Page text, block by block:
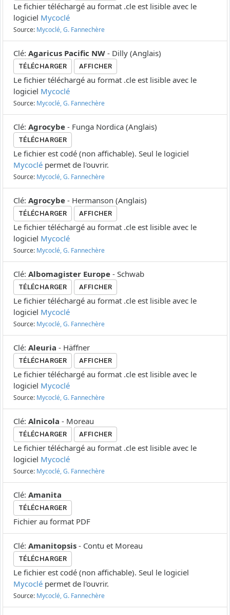
Le fichier téléchargé au format .cle est lisible avec le
logiciel Mycoclé
Source: Mycoclé, G. Fannechère
Clé: Agaricus Pacific NW - Dilly (Anglais)
TÉLÉCHARGER AFFICHER
Le fichier téléchargé au format .cle est lisible avec le
logiciel Mycoclé
Source: Mycoclé, G. Fannechère
Clé: Agrocybe - Funga Nordica (Anglais)
TÉLÉCHARGER
Le fichier est codé (non affichable). Seul le logiciel
Mycoclé permet de l'ouvrir.
Source: Mycoclé, G. Fannechère
Clé: Agrocybe - Hermanson (Anglais)
TÉLÉCHARGER AFFICHER
Le fichier téléchargé au format .cle est lisible avec le
logiciel Mycoclé
Source: Mycoclé, G. Fannechère
Clé: Albomagister Europe - Schwab
TÉLÉCHARGER AFFICHER
Le fichier téléchargé au format .cle est lisible avec le
logiciel Mycoclé
Source: Mycoclé, G. Fannechère
Clé: Aleuria - Häffner
TÉLÉCHARGER AFFICHER
Le fichier téléchargé au format .cle est lisible avec le
logiciel Mycoclé
Source: Mycoclé, G. Fannechère
Clé: Alnicola - Moreau
TÉLÉCHARGER AFFICHER
Le fichier téléchargé au format .cle est lisible avec le
logiciel Mycoclé
Source: Mycoclé, G. Fannechère
Clé: Amanita
TÉLÉCHARGER
Fichier au format PDF
Clé: Amanitopsis - Contu et Moreau
TÉLÉCHARGER
Le fichier est codé (non affichable). Seul le logiciel
Mycoclé permet de l'ouvrir.
Source: Mycoclé, G. Fannechère